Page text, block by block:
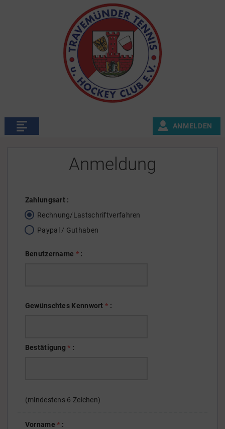
ANMELDEN
Anmeldung
Zahlungsart :
Rechnung/Lastschriftverfahren
Paypal / Guthaben
Benutzername * :
Gewünschtes Kennwort* :
Bestätigung* :
(mindestens 6 Zeichen)
Vorname* :